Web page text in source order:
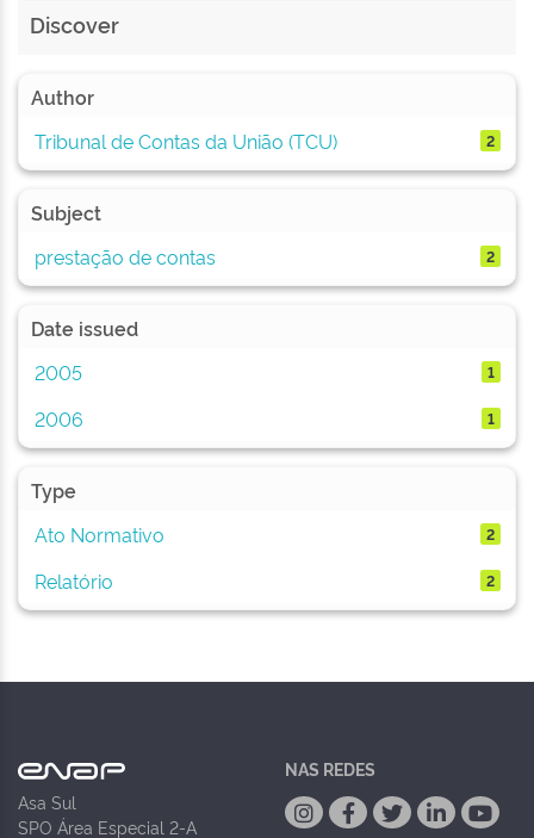
Discover
Author
Tribunal de Contas da União (TCU)
2
Subject
prestação de contas
2
Date issued
2005
1
2006 1
Type
Ato Normativo
2
Relatório 2
Asa Sul
SPO Área Especial 2-A
NAS REDES